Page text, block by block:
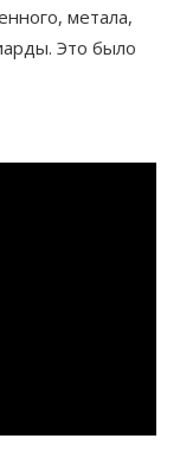
метала,
Это было